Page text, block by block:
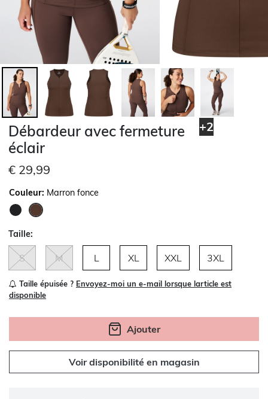
+2
Débardeur avec fermeture
éclair
€ 29,99
Couleur: Marron fonce
Taille:
S M L XL XXL 3XL
Taille épuisée ? Envoyez-moi un e-mail lorsque larticle est
disponible
Ajouter
Voir disponibilité en magasin